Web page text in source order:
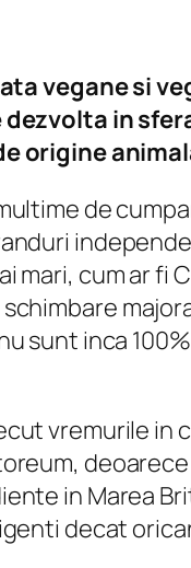
vegane si
in
origine
de
mari, cum ar fi
sunt inca
vremurile in
in Marea
decat